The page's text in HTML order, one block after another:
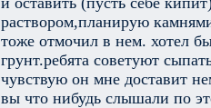
раствором,планирую
тоже отмочил в нем. хотел
грунт.ребята советуют
чувствую он мне доставит
вы что нибудь слышали по